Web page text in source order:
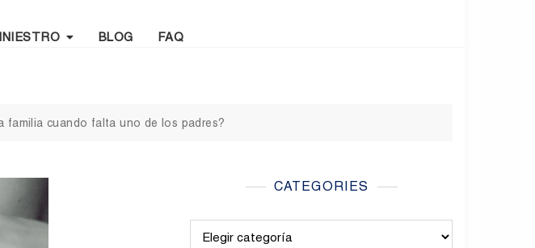
BLOG FAQ
familia cuando falta uno de los padres?
CATEGORIES